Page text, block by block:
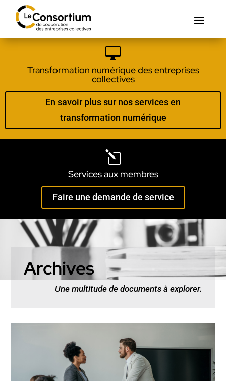

Transformation numérique des entreprises
collectives
En savoir plus sur nos services en
transformation numérique
l
Services aux membres
Faire une demande de service
Archives
Une multitude de documents à explorer.